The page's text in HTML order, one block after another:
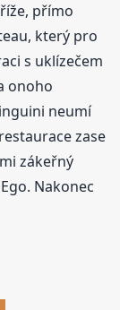
přímo
který pro
s uklízečem
onoho
neumí
zase
zákeřný
Nakonec